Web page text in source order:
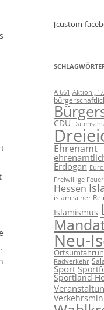
[custom-
A 661 Aktion
CDU
Ehrenamt
Erdogan
Freiwillige
Hessen
islamischer
Islamismus
Neu-
Radverkehr
Sport
Sportland